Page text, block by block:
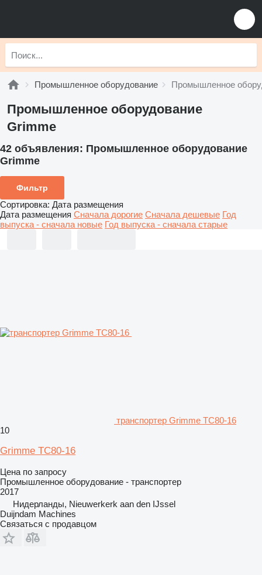
Промышленное оборудование Промышленное
Промышленное оборудование
Grimme
42 объявления: Промышленное оборудование
Grimme
Фильтр
Сортировка: Дата размещения
Дата размещения Сначала дорогие Сначала дешевые Год
выпуска - сначала новые Год выпуска - сначала старые
транспортер Grimme TC80-16
10
Grimme TC80-16
Цена по запросу
Промышленное оборудование - транспортер
2017
Нидерланды, Nieuwerkerk aan den IJssel
Duijndam Machines
Связаться с продавцом